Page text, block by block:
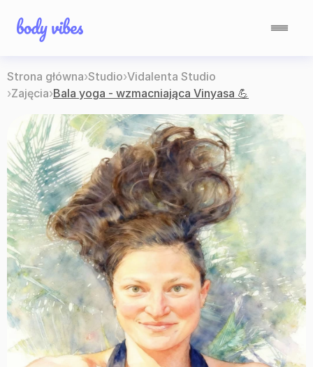
Strona główna›Studio›Vidalenta Studio
›Zajęcia›Bala yoga - wzmacniająca Vinyasa 💪